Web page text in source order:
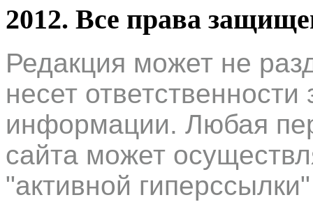
2012. Все права
Редакция может не
несет
информации. Любая
сайта может
"активной